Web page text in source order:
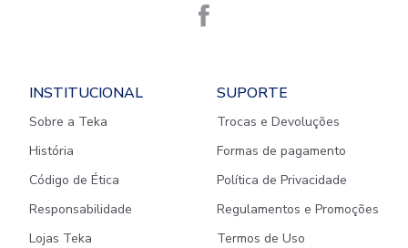
INSTITUCIONAL
Sobre a Teka
História
Código de Ética
Responsabilidade
Lojas Teka
SUPORTE
Trocas e Devoluções
Formas de pagamento
Política de Privacidade
Regulamentos e Promoções
Termos de Uso